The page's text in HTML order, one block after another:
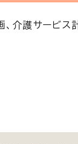
介護サービス